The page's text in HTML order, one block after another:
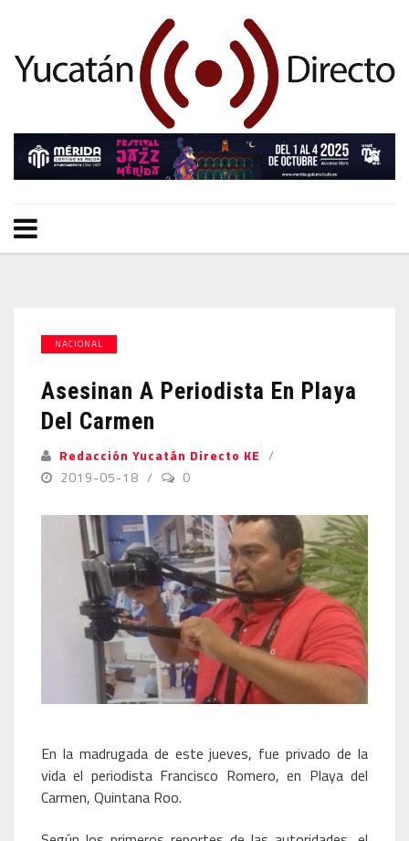
NACIONAL
Asesinan A Periodista En Playa
Del Carmen
Redacción Yucatán Directo KE
2019-05-18
0
En la madrugada de este jueves, fue privado de la
vida el periodista Francisco Romero, en Playa del
Carmen, Quintana Roo.